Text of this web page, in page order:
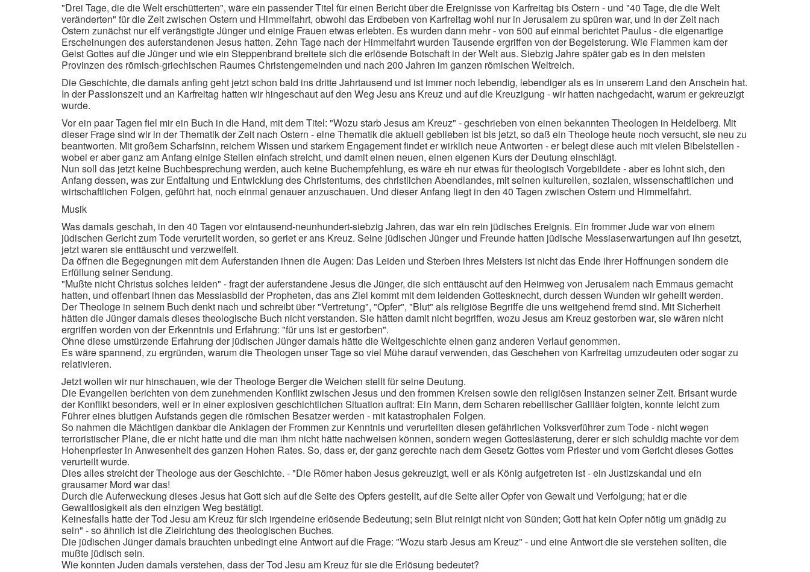
"Drei Tage, die die Welt erschütterten", wäre ein passender Titel für einen Bericht über die Ereignisse von Karfreitag bis Ostern - und "40 Tage, die die Welt
veränderten" für die Zeit zwischen Ostern und Himmelfahrt, obwohl das Erdbeben von Karfreitag wohl nur in Jerusalem zu spüren war, und in der Zeit nach
Ostern zunächst nur elf verängstigte Jünger und einige Frauen etwas erlebten. Es wurden dann mehr - von 500 auf einmal berichtet Paulus - die eigenartige
Erscheinungen des auferstandenen Jesus hatten. Zehn Tage nach der Himmelfahrt wurden Tausende ergriffen von der Begeisterung. Wie Flammen kam der
Geist Gottes auf die Jünger und wie ein Steppenbrand breitete sich die erlösende Botschaft in der Welt aus. Siebzig Jahre später gab es in den meisten
Provinzen des römisch-griechischen Raumes Christengemeinden und nach 200 Jahren im ganzen römischen Weltreich.
Die Geschichte, die damals anfing geht jetzt schon bald ins dritte Jahrtausend und ist immer noch lebendig, lebendiger als es in unserem Land den Anschein hat.
In der Passionszeit und an Karfreitag hatten wir hingeschaut auf den Weg Jesu ans Kreuz und auf die Kreuzigung - wir hatten nachgedacht, warum er gekreuzigt
wurde.
Vor ein paar Tagen fiel mir ein Buch in die Hand, mit dem Titel: "Wozu starb Jesus am Kreuz" - geschrieben von einen bekannten Theologen in Heidelberg. Mit
dieser Frage sind wir in der Thematik der Zeit nach Ostern - eine Thematik die aktuell geblieben ist bis jetzt, so daß ein Theologe heute noch versucht, sie neu zu
beantworten. Mit großem Scharfsinn, reichem Wissen und starkem Engagement findet er wirklich neue Antworten - er belegt diese auch mit vielen Bibelstellen -
wobei er aber ganz am Anfang einige Stellen einfach streicht, und damit einen neuen, einen eigenen Kurs der Deutung einschlägt.
Nun soll das jetzt keine Buchbesprechung werden, auch keine Buchempfehlung, es wäre eh nur etwas für theologisch Vorgebildete - aber es lohnt sich, den
Anfang dessen, was zur Entfaltung und Entwicklung des Christentums, des christlichen Abendlandes, mit seinen kulturellen, sozialen, wissenschaftlichen und
wirtschaftlichen Folgen, geführt hat, noch einmal genauer anzuschauen. Und dieser Anfang liegt in den 40 Tagen zwischen Ostern und Himmelfahrt.
Musik
Was damals geschah, in den 40 Tagen vor eintausend-neunhundert-siebzig Jahren, das war ein rein jüdisches Ereignis. Ein frommer Jude war von einem
jüdischen Gericht zum Tode verurteilt worden, so geriet er ans Kreuz. Seine jüdischen Jünger und Freunde hatten jüdische Messiaserwartungen auf ihn gesetzt,
jetzt waren sie enttäuscht und verzweifelt.
Da öffnen die Begegnungen mit dem Auferstanden ihnen die Augen: Das Leiden und Sterben ihres Meisters ist nicht das Ende ihrer Hoffnungen sondern die
Erfüllung seiner Sendung.
"Mußte nicht Christus solches leiden" - fragt der auferstandene Jesus die Jünger, die sich enttäuscht auf den Heimweg von Jerusalem nach Emmaus gemacht
hatten, und offenbart ihnen das Messiasbild der Propheten, das ans Ziel kommt mit dem leidenden Gottesknecht, durch dessen Wunden wir geheilt werden.
Der Theologe in seinem Buch denkt nach und schreibt über "Vertretung", "Opfer", "Blut" als religiöse Begriffe die uns weitgehend fremd sind. Mit Sicherheit
hätten die Jünger damals dieses theologische Buch nicht verstanden. Sie hätten damit nicht begriffen, wozu Jesus am Kreuz gestorben war, sie wären nicht
ergriffen worden von der Erkenntnis und Erfahrung: "für uns ist er gestorben".
Ohne diese umstürzende Erfahrung der jüdischen Jünger damals hätte die Weltgeschichte einen ganz anderen Verlauf genommen.
Es wäre spannend, zu ergründen, warum die Theologen unser Tage so viel Mühe darauf verwenden, das Geschehen von Karfreitag umzudeuten oder sogar zu
relativieren.
Jetzt wollen wir nur hinschauen, wie der Theologe Berger die Weichen stellt für seine Deutung.
Die Evangelien berichten von dem zunehmenden Konflikt zwischen Jesus und den frommen Kreisen sowie den religiösen Instanzen seiner Zeit. Brisant wurde
der Konflikt besonders, weil er in einer explosiven geschichtlichen Situation auftrat: Ein Mann, dem Scharen rebellischer Galiläer folgten, konnte leicht zum
Führer eines blutigen Aufstands gegen die römischen Besatzer werden - mit katastrophalen Folgen.
So nahmen die Mächtigen dankbar die Anklagen der Frommen zur Kenntnis und verurteilten diesen gefährlichen Volksverführer zum Tode - nicht wegen
terroristischer Pläne, die er nicht hatte und die man ihm nicht hätte nachweisen können, sondern wegen Gotteslästerung, derer er sich schuldig machte vor dem
Hohenpriester in Anwesenheit des ganzen Hohen Rates. So, dass er, der ganz gerechte nach dem Gesetz Gottes vom Priester und vom Gericht dieses Gottes
verurteilt wurde.
Dies alles streicht der Theologe aus der Geschichte. - "Die Römer haben Jesus gekreuzigt, weil er als König aufgetreten ist - ein Justizskandal und ein
grausamer Mord war das!
Durch die Auferweckung dieses Jesus hat Gott sich auf die Seite des Opfers gestellt, auf die Seite aller Opfer von Gewalt und Verfolgung; hat er die
Gewaltlosigkeit als den einzigen Weg bestätigt.
Keinesfalls hatte der Tod Jesu am Kreuz für sich irgendeine erlösende Bedeutung; sein Blut reinigt nicht von Sünden; Gott hat kein Opfer nötig um gnädig zu
sein" - so ähnlich ist die Zielrichtung des theologischen Buches.
Die jüdischen Jünger damals brauchten unbedingt eine Antwort auf die Frage: "Wozu starb Jesus am Kreuz" - und eine Antwort die sie verstehen sollten, die
mußte jüdisch sein.
Wie konnten Juden damals verstehen, dass der Tod Jesu am Kreuz für sie die Erlösung bedeutet?